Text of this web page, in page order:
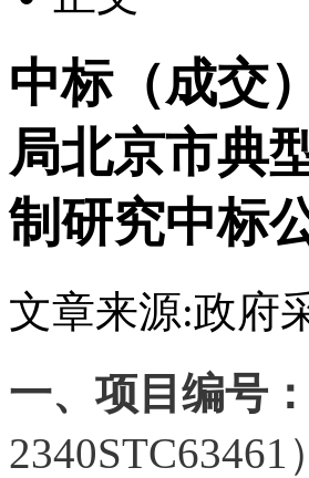
中标（成交
局北京市典
制研究中标
文章来源:政府
一、项目编号
2340STC63461）